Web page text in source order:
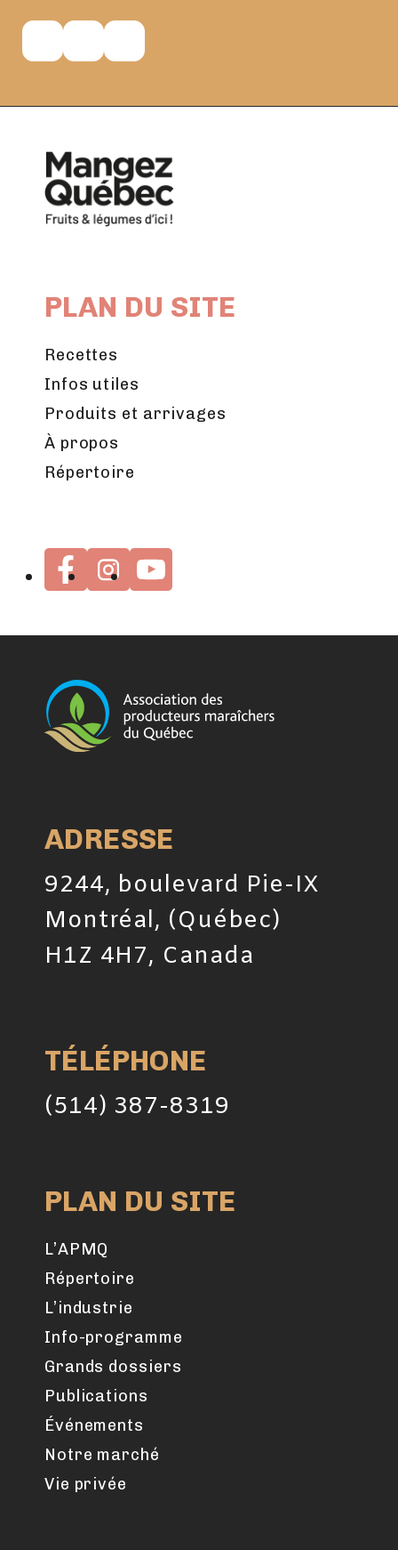
PLAN DU SITE
Recettes
Infos utiles
Produits et arrivages
À propos
Répertoire
ADRESSE
9244, boulevard Pie-IX
Montréal, (Québec)
H1Z 4H7, Canada
TÉLÉPHONE
(514) 387-8319
PLAN DU SITE
L’APMQ
Répertoire
L’industrie
Info-programme
Grands dossiers
Publications
Événements
Notre marché
Vie privée